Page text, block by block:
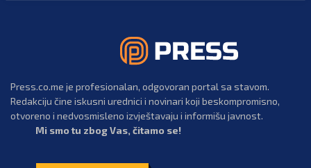
Press.co.me je profesionalan, odgovoran portal sa stavom.
Redakciju čine iskusni urednici i novinari koji beskompromisno,
otvoreno i nedvosmisleno izvještavaju i informišu javnost.
Mi smo tu zbog Vas, čitamo se!